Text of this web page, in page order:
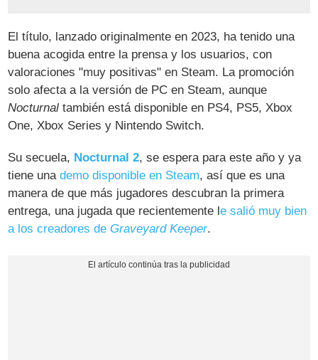
El título, lanzado originalmente en 2023, ha tenido una
buena acogida entre la prensa y los usuarios, con
valoraciones "muy positivas" en Steam. La promoción
solo afecta a la versión de PC en Steam, aunque
Nocturnal también está disponible en PS4, PS5, Xbox
One, Xbox Series y Nintendo Switch.
Su secuela, Nocturnal 2, se espera para este año y ya
tiene unademo disponible en Steam, así que es una
manera de que más jugadores descubran la primera
entrega, una jugada que recientemente le salió muy bien
a los creadores deGraveyard Keeper.